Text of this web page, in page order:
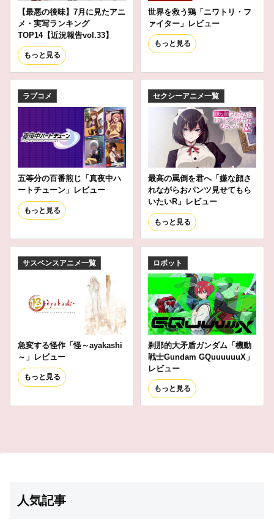
【最悪の後味】7月に見たアニ
メ・実写ランキング
TOP14【近況報告vol.33】
もっと見る
世界を救う鶏「ニワトリ・フ
ァイター」レビュー
もっと見る
ラブコメ
五等分の百番煎じ「真夜中ハ
ートチューン」レビュー
もっと見る
セクシーアニメ一覧
最高の罵倒を君へ「嫌な顔さ
れながらおパンツ見せてもら
いたいR」レビュー
もっと見る
サスペンスアニメ一覧
急変する怪作「怪～ayakashi
～」レビュー
もっと見る
ロボット
刹那的大矛盾ガンダム「機動
戦士Gundam GQuuuuuuX」
レビュー
もっと見る
人気記事